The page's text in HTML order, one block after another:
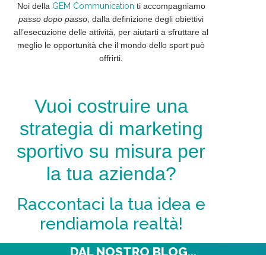
Noi della GEM Communication ti accompagniamo
passo dopo passo , dalla definizione degli obiettivi
all’esecuzione delle attività, per aiutarti asfruttare al
meglio le opportunità che il mondo dello sport può
offrirti.
Vuoi costruire una
strategia di marketing
sportivo su misura per
la tua azienda?
Raccontaci la tua idea e
rendiamola realtà!
DAL NOSTRO BLOG...